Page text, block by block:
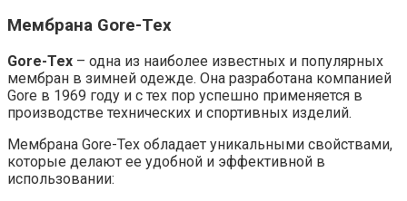
Мембрана Gore-Tex
Gore-Tex – одна из наиболее известных и популярных
мембран в зимней одежде. Она разработана компанией
Gore в 1969 году и с тех пор успешно применяется в
производстве технических и спортивных изделий.
Мембрана Gore-Tex обладает уникальными свойствами,
которые делают ее удобной и эффективной в
использовании: